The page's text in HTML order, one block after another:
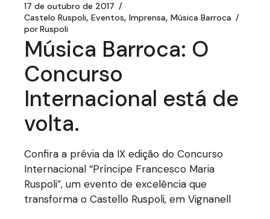
17 de outubro de 2017
Castelo Ruspoli Eventos Imprensa Música Barroca
porRuspoli
Música Barroca: O
Concurso
Internacional está de
volta.
Confira a prévia da IX edição do Concurso
Internacional “Príncipe Francesco Maria
Ruspoli”, um evento de excelência que
transforma o Castello Ruspoli, em Vignanell